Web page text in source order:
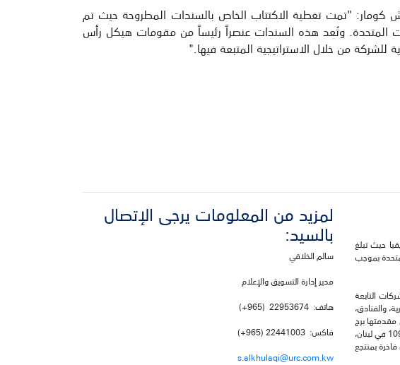
كومار: "تمت تغطية الاكتتاب الخاص بالسندات المطروحة حيث تم
في شركة العقارات المتحدة. وتُعد هذه السندات عنصراً رئيساً من مقومات هيكل رأس
للشركة من خلال الاستراتيجية المتبعة فيها."
حيث تبلغ
تأسست شركة العقارات المتحدة بموجب
التابعة
والفنادق،
مقدمتها برج
كيبكو، فندق مارينا، ومارينا مول في الكويت، صلالة جاردنز مول وصلالة جاردنز رزيدنسز في عُمان والعبدلي مول في الأردن، وروشه فيو 1090 في لبنان،
بمنتجع
لمزيد من المعلومات يرجى الإتصال
بالسيد:
سالم الخلاقي
مدير إدارة التسويق والإعلام
هاتف: 22953674 (965+)
فاكس: 22441003 (965+)
s.alkhulaqi@urc.com.kw